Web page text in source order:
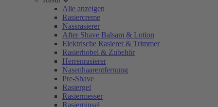
Alle anzeigen
Rasiercreme
Nassrasierer
After Shave Balsam & Lotion
Elektrische Rasierer & Trimmer
Rasierhobel & Zubehör
Herrenrasierer
Nasenhaarentfernung
Pre-Shave
Rasiergel
Rasiermesser
Rasierpinsel